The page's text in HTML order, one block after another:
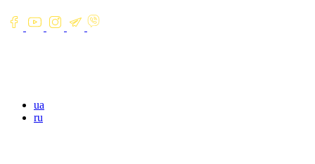
ua
ru